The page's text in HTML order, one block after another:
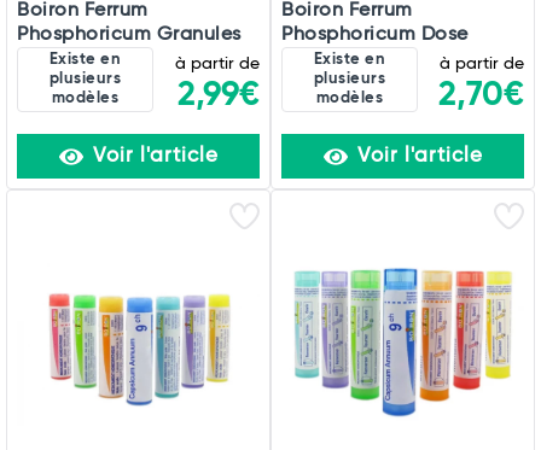
Boiron Ferrum
Phosphoricum Granules
Existe en
plusieurs
modèles
à partir de
2,99€
Voir l'article
Boiron Ferrum
Phosphoricum Dose
Existe en
plusieurs
modèles
à partir de
2,70€
Voir l'article